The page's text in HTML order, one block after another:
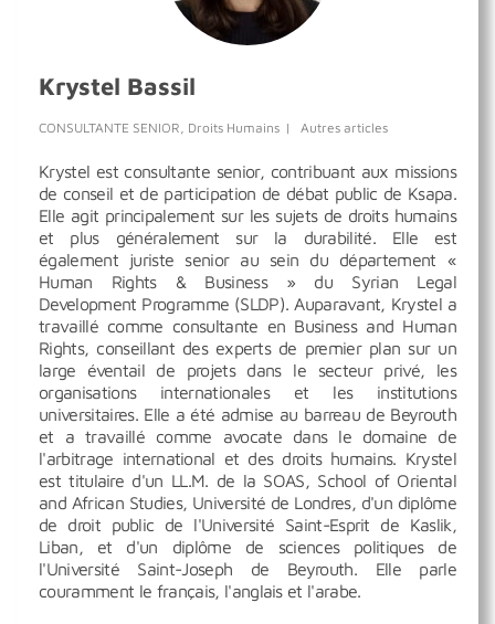
Krystel Bassil
CONSULTANTE SENIOR, Droits Humains | Autres articles
Krystel est consultante senior, contribuant aux missions
de conseil et de participation de débat public de Ksapa.
Elle agit principalement sur les sujets de droits humains
et plus généralement sur la durabilité. Elle est
également juriste senior au sein du département «
Human Rights & Business » du Syrian Legal
Development Programme (SLDP). Auparavant, Krystel a
travaillé comme consultante en Business and Human
Rights, conseillant des experts de premier plan sur un
large éventail de projets dans le secteur privé, les
organisations internationales et les institutions
universitaires. Elle a été admise au barreau de Beyrouth
et a travaillé comme avocate dans le domaine de
l'arbitrage international et des droits humains. Krystel
est titulaire d'un LL.M. de la SOAS, School of Oriental
and African Studies, Université de Londres, d'un diplôme
de droit public de l'Université Saint-Esprit de Kaslik,
Liban, et d'un diplôme de sciences politiques de
l'Université Saint-Joseph de Beyrouth. Elle parle
couramment le français, l'anglais et l'arabe.